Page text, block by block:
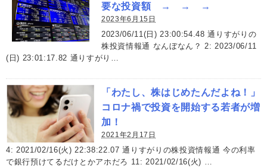
要な投資額 → → →
2023年6月15日
2023/06/11(日) 23:00:54.48 通りすがりの
株投資情報通 なんぼなん？ 2: 2023/06/11
(日) 23:01:17.82 通りすがり…
「わたし、株はじめたんだよね！」
コロナ禍で投資を開始する若者が増
加！
2021年2月17日
4: 2021/02/16(火) 22:38:22.07 通りすがりの株投資情報通 今の利率
で銀行預けてるだけとかアホだろ 11: 2021/02/16(火) …